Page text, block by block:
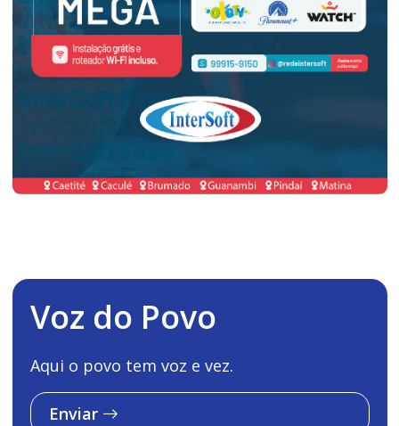
Voz do Povo
Aqui o povo tem voz e vez.
Enviar